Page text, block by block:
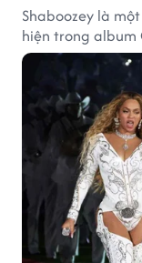
Shaboozey là
hiện trong album